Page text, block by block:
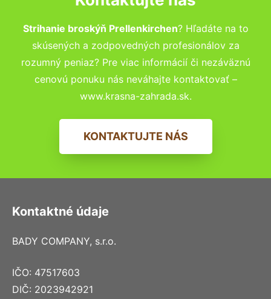
Strihanie broskýň Prellenkirchen? Hľadáte na to
skúsených a zodpovedných profesionálov za
rozumný peniaz? Pre viac informácií či nezáväznú
cenovú ponuku nás neváhajte kontaktovať –
www.krasna-zahrada.sk.
KONTAKTUJTE NÁS
Kontaktné údaje
BADY COMPANY, s.r.o.
IČO: 47517603
DIČ: 2023942921